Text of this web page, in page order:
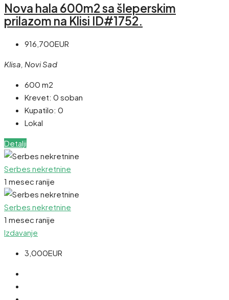
Nova hala 600m2 sa šleperskim
prilazom na Klisi ID#1752.
916,700EUR
Klisa, Novi Sad
600 m2
Krevet: 0 soban
Kupatilo: 0
Lokal
Detalji
Serbes nekretnine
1 mesec ranije
Serbes nekretnine
1 mesec ranije
Izdavanje
3,000EUR